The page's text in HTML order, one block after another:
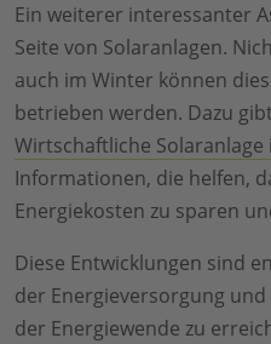
Ein weiterer interessanter
Seite von Solaranlagen.
auch im Winter können
betrieben werden. Dazu
Wirtschaftliche Solaranlage
Informationen, die helfen,
Energiekosten zu sparen
Diese Entwicklungen sind
der Energieversorgung
der Energiewende zu